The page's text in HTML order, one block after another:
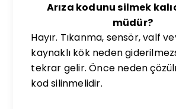
Arıza kodunu silmek
müdür?
Hayır. Tıkanma, sensör, valf
kaynaklı kök neden
tekrar gelir. Önce neden
kod silinmelidir.